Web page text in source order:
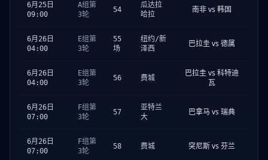
6月25日
09:00
A组第
3轮
54
瓜达拉
哈拉
南非 vs 韩国
6月26日
04:00
E组第
3轮
55
场
纽约/新
泽西
巴拉圭 vs 德属
6月26日
04:00
E组第
3轮
56 费城
巴拉圭 vs 科特迪
瓦
6月26日
07:00
F组第
3轮
57
亚特兰
大
巴拿马 vs 瑞典
6月26日
07:00
F组第
3轮
58 费城 突尼斯 vs 芬兰